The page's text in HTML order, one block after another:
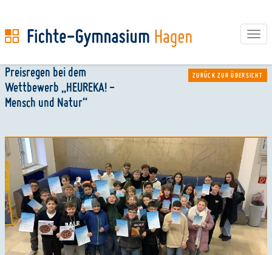
Direkt
zum
Inhalt
Preisregen bei dem
Wettbewerb „HEUREKA! -
Mensch und Natur“
ZURÜCK ZUR ÜBERSICHT